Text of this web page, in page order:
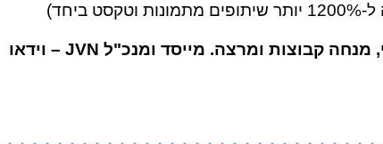
ביחד)
ג׳יוואן ארי בוסתן – מפיק, במאי, מנחה קבוצות ומרצה. מייסד ומנכ"ל JVN – וידאו